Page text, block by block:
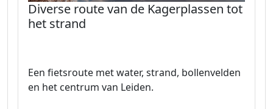
Diverse route van de Kagerplassen tot
het strand
Een fietsroute met water, strand, bollenvelden
en het centrum van Leiden.